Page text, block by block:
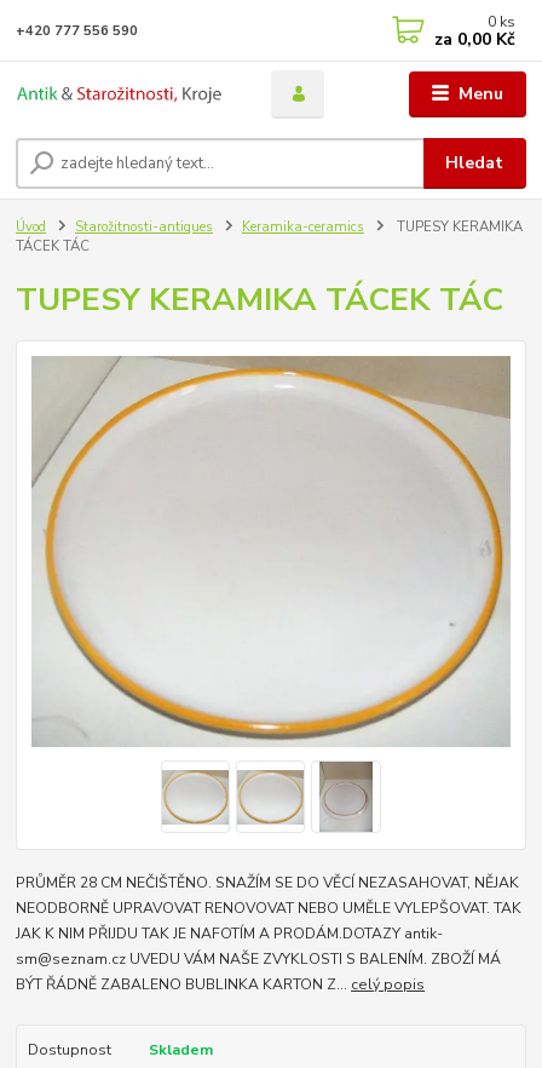
Menu
Hledat
+420 777 556 590 0 ks
za 0,00 Kč
Úvod Starožitnosti-antiques Keramika-ceramics
TUPESY KERAMIKA
TÁCEK TÁC
TUPESY KERAMIKA TÁCEK TÁC
PRŮMĚR 28 CM NEČIŠTĚNO. SNAŽÍM SE DO VĚCÍ NEZASAHOVAT, NĚJAK
NEODBORNĚ UPRAVOVAT RENOVOVAT NEBO UMĚLE VYLEPŠOVAT. TAK
JAK K NIM PŘIJDU TAK JE NAFOTÍM A PRODÁM.DOTAZY antik-
sm@seznam.cz UVEDU VÁM NAŠE ZVYKLOSTI S BALENÍM. ZBOŽÍ MÁ
BÝT ŘÁDNĚ ZABALENO BUBLINKA KARTON Z... celý popis
Dostupnost Skladem